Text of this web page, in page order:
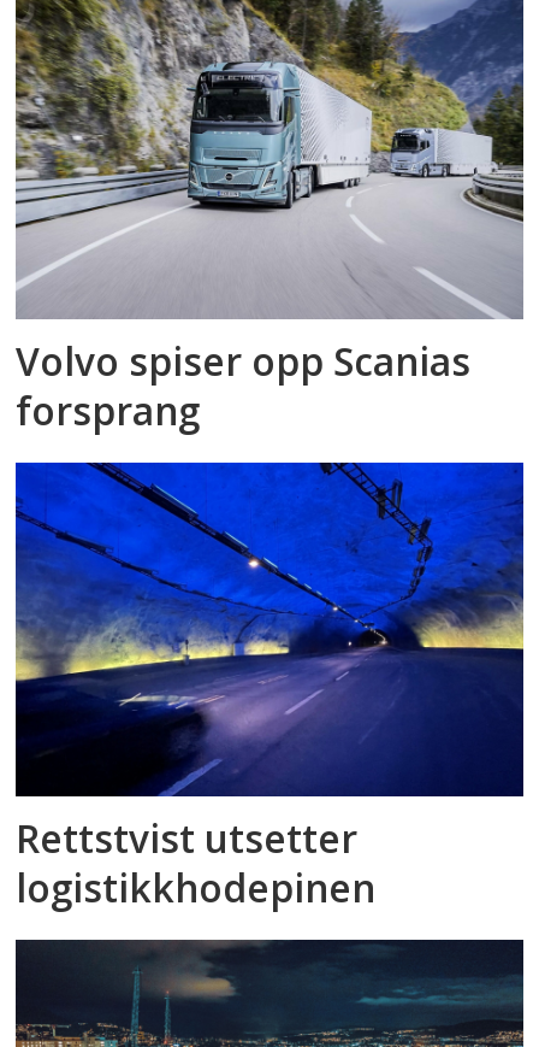
Volvo spiser opp Scanias
forsprang
Rettstvist utsetter
logistikkhodepinen